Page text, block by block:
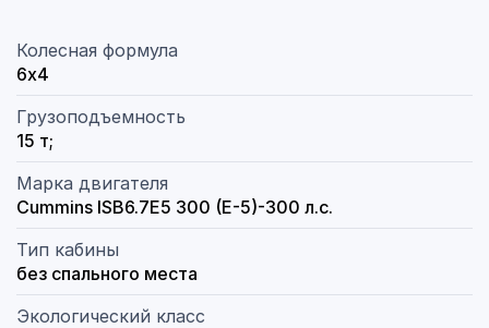
Колесная формула
6х4
Грузоподъемность
15 т;
Марка двигателя
Cummins ISB6.7E5 300 (Е-5)-300 л.с.
Тип кабины
без спального места
Экологический класс